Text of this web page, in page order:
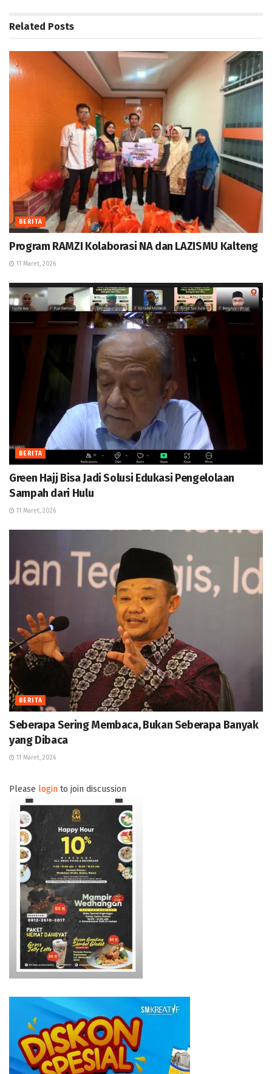
Related Posts
BERITA
Program RAMZI Kolaborasi NA dan LAZISMU Kalteng
11 Maret, 2026
BERITA
Green Hajj Bisa Jadi Solusi Edukasi Pengelolaan
Sampah dari Hulu
11 Maret, 2026
BERITA
Seberapa Sering Membaca, Bukan Seberapa Banyak
yang Dibaca
11 Maret, 2026
Please login to join discussion